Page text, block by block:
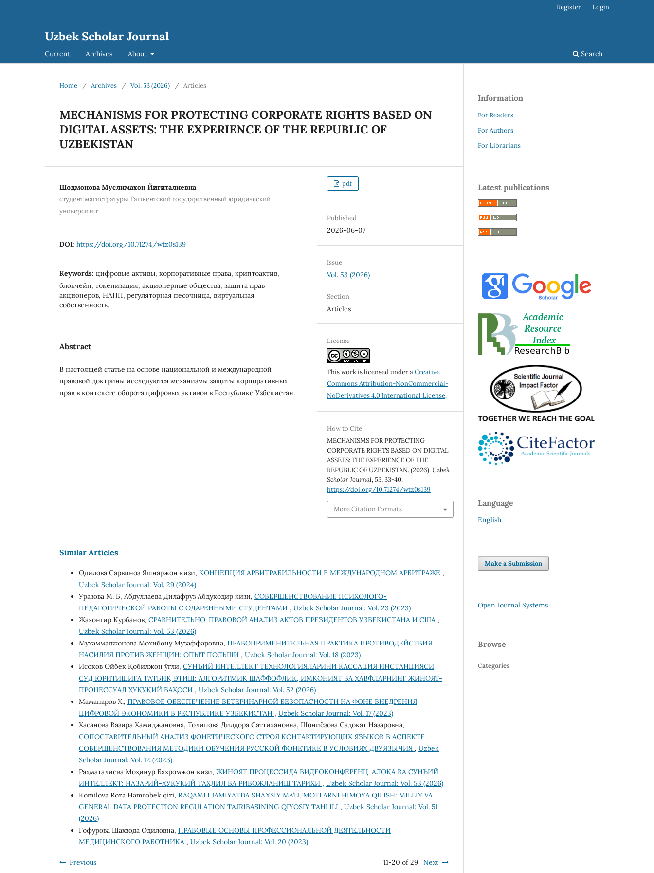
Uzbek Scholar Journal
Current Archives About Search
Register Login
Home / Archives / Vol. 53 (2026) / Articles
MECHANISMS FOR PROTECTING CORPORATE RIGHTS BASED ON
DIGITAL ASSETS: THE EXPERIENCE OF THE REPUBLIC OF
UZBEKISTAN
Шодмонова Муслимахон Йигиталиевна
студент магистратуры Ташкентский государственный юридический
университет
DOI: https://doi.org/10.71274/wtz0s139
Keywords: цифровые активы, корпоративные права, криптоактив,
блокчейн, токенизация, акционерные общества, защита прав
акционеров, НАПП, регуляторная песочница, виртуальная
собственность.
Abstract
В настоящей статье на основе национальной и международной
правовой доктрины исследуются механизмы защиты корпоративных
прав в контексте оборота цифровых активов в Республике Узбекистан.
pdf
Published
2026-06-07
Issue
Vol. 53 (2026)
Section
Articles
License
This work is licensed under aCreative
Commons Attribution-NonCommercial-
NoDerivatives 4.0 International License.
How to Cite
MECHANISMS FOR PROTECTING
CORPORATE RIGHTS BASED ON DIGITAL
ASSETS: THE EXPERIENCE OF THE
REPUBLIC OF UZBEKISTAN. (2026).Uzbek
Scholar Journal,53, 33-40.
https://doi.org/10.71274/wtz0s139
More Citation Formats
Similar Articles
Одилова Сарвиноз Яшнаржон кизи, КОНЦЕПЦИЯ АРБИТРАБИЛЬНОСТИ В МЕЖДУНАРОДНОМ АРБИТРАЖЕ ,
Uzbek Scholar Journal: Vol. 29 (2024)
Уразова М. Б, Абдуллаева Дилафруз Абдукодир кизи, СОВЕРШЕНСТВОВАНИЕ ПСИХОЛОГО-
ПЕДАГОГИЧЕСКОЙ РАБОТЫ С ОДАРЕННЫМИ СТУДЕНТАМИ , Uzbek Scholar Journal: Vol. 23 (2023)
Жахонгир Курбанов, СРАВНИТЕЛЬНО-ПРАВОВОЙ АНАЛИЗ АКТОВ ПРЕЗИДЕНТОВ УЗБЕКИСТАНА И США ,
Uzbek Scholar Journal: Vol. 53 (2026)
Мухаммаджонова Мохибону Музаффаровна, ПРАВОПРИМЕНИТЕЛЬНАЯ ПРАКТИКА ПРОТИВОДЕЙСТВИЯ
НАСИЛИЯ ПРОТИВ ЖЕНЩИН: ОПЫТ ПОЛЬШИ , Uzbek Scholar Journal: Vol. 18 (2023)
Исоқов Ойбек Қобилжон ўғли, СУНЪИЙ ИНТЕЛЛЕКТ ТЕХНОЛОГИЯЛАРИНИ КАССАЦИЯ ИНСТАНЦИЯСИ
СУД ЮРИТИШИГА ТАТБИҚ ЭТИШ: АЛГОРИТМИК ШАФФОФЛИК, ИМКОНИЯТ ВА ХАВФЛАРНИНГ ЖИНОЯТ-
ПРОЦЕССУАЛ ҲУҚУҚИЙ БАҲОСИ , Uzbek Scholar Journal: Vol. 52 (2026)
Маманаров Х., ПРАВОВОЕ ОБЕСПЕЧЕНИЕ ВЕТЕРИНАРНОЙ БЕЗОПАСНОСТИ НА ФОНЕ ВНЕДРЕНИЯ
ЦИФРОВОЙ ЭКОНОМИКИ В РЕСПУБЛИКЕ УЗБЕКИСТАН , Uzbek Scholar Journal: Vol. 17 (2023)
Хасанова Вазира Хамиджановна, Толипова Дилдора Саттихановна, Шониёзова Садокат Назаровна,
СОПОСТАВИТЕЛЬНЫЙ АНАЛИЗ ФОНЕТИЧЕСКОГО СТРОЯ КОНТАКТИРУЮЩИХ ЯЗЫКОВ В АСПЕКТЕ
СОВЕРШЕНСТВОВАНИЯ МЕТОДИКИ ОБУЧЕНИЯ РУССКОЙ ФОНЕТИКЕ В УСЛОВИЯХ ДВУЯЗЫЧИЯ , Uzbek
Scholar Journal: Vol. 12 (2023)
Раҳматалиева Моҳинур Бахромжон қизи, ЖИНОЯТ ПРОЦЕССИДА ВИДЕОКОНФЕРЕНЦ-АЛОҚА ВА СУНЪИЙ
ИНТЕЛЛЕКТ: НАЗАРИЙ-ҲУҚУҚИЙ ТАҲЛИЛ ВА РИВОЖЛАНИШ ТАРИХИ , Uzbek Scholar Journal: Vol. 53 (2026)
Komilova Roza Hamrobek qizi, RAQAMLI JAMIYATDA SHAXSIY MA’LUMOTLARNI HIMOYA QILISH: MILLIY VA
GENERAL DATA PROTECTION REGULATION TAJRIBASINING QIYOSIY TAHLILI , Uzbek Scholar Journal: Vol. 51
(2026)
Гофурова Шахзода Одиловна, ПРАВОВЫЕ ОСНОВЫ ПРОФЕССИОНАЛЬНОЙ ДЕЯТЕЛЬНОСТИ
МЕДИЦИНСКОГО РАБОТНИКА , Uzbek Scholar Journal: Vol. 20 (2023)
Previous 11-20 of 29 Next
Information
For Readers
For Authors
For Librarians
Latest publications
Language
English
Make a Submission
Open Journal Systems
Browse
Categories